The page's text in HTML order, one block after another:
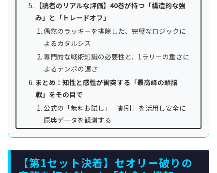
【読者のリアルな評価】40巻が持つ「構造的な強
み」と「トレードオフ」
偶然のラッキーを排除した、完璧なロジックに
よるカタルシス
専門的な戦術知識の必要性と、1ラリーの重さに
よるテンポの遅さ
まとめ：知性と感性が衝突する「最高峰の頭脳
戦」をその目で
公式の「無料お試し」「割引」を活用し安全に
原典データを観測する
【第1セット決着】セオリー破りの